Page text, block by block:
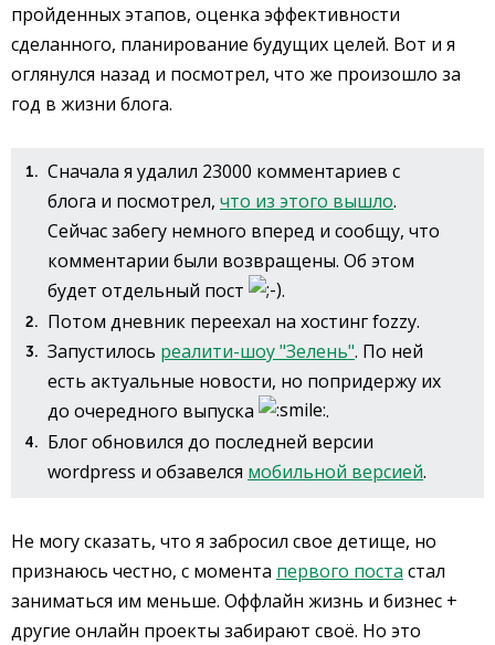
пройденных этапов, оценка эффективности
сделанного, планирование будущих целей. Вот и я
оглянулся назад и посмотрел, что же произошло за
год в жизни блога.
Сначала я удалил 23000 комментариев с
блога и посмотрел, что из этого вышло.
Сейчас забегу немного вперед и сообщу, что
комментарии были возвращены. Об этом
будет отдельный пост
.
Потом дневник переехал на хостинг fozzy.
Запустилось реалити-шоу "Зелень". По ней
есть актуальные новости, но попридержу их
до очередного выпуска
.
Блог обновился до последней версии
wordpress и обзавелся мобильной версией.
Не могу сказать, что я забросил свое детище, но
признаюсь честно, с момента первого поста стал
заниматься им меньше. Оффлайн жизнь и бизнес +
другие онлайн проекты забирают своё. Но это